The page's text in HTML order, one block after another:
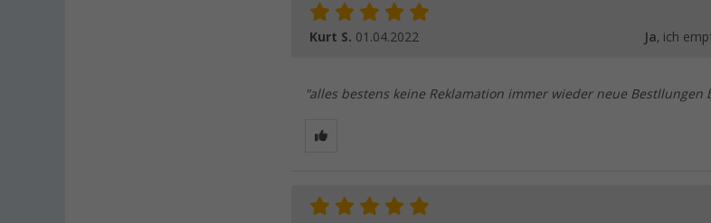
Kurt S. 01.04.2022 Ja, ich
"alles bestens keine Reklamation immer wieder neue Bestllungen